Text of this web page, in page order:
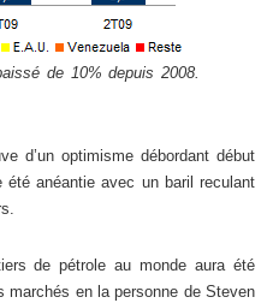
de 10% depuis 2008.
d’un optimisme débordant début
anéantie avec un baril reculant
de pétrole au monde aura été
marchés en la personne de Steven